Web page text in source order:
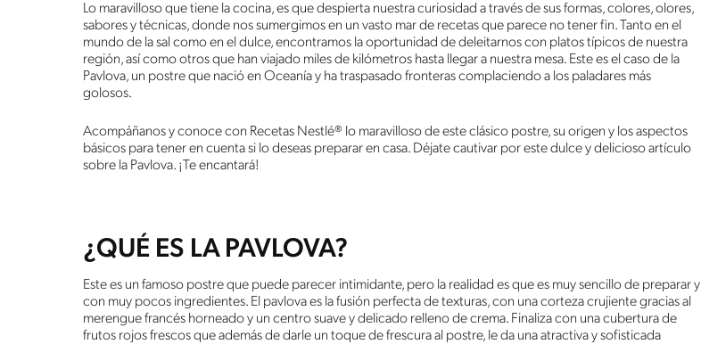
Lo maravilloso que tiene la cocina, es que despierta nuestra curiosidad a través de sus formas, colores, olores,
sabores y técnicas, donde nos sumergimos en un vasto mar de recetas que parece no tener fin. Tanto en el
mundo de la sal como en el dulce, encontramos la oportunidad de deleitarnos con platos típicos de nuestra
región, así como otros que han viajado miles de kilómetros hasta llegar a nuestra mesa. Este es el caso de la
Pavlova, un postre que nació en Oceanía y ha traspasado fronteras complaciendo a los paladares más
golosos.
Acompáñanos y conoce con Recetas Nestlé® lo maravilloso de este clásico postre, su origen y los aspectos
básicos para tener en cuenta si lo deseas preparar en casa. Déjate cautivar por este dulce y delicioso artículo
sobre la Pavlova. ¡Te encantará!
¿QUÉ ES LA PAVLOVA?
Este es un famoso postre que puede parecer intimidante, pero la realidad es que es muy sencillo de preparar y
con muy pocos ingredientes. El pavlova es la fusión perfecta de texturas, con una corteza crujiente gracias al
merengue francés horneado y un centro suave y delicado relleno de crema. Finaliza con una cubertura de
frutos rojos frescos que además de darle un toque de frescura al postre, le da una atractiva y sofisticada